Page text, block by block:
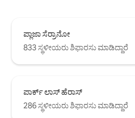
ಪ್ಲಾಜಾ ಸೆರ್ರಾನೋ
833 ಸ್ಥಳೀಯರು ಶಿಫಾರಸು ಮಾಡಿದ್ದಾರೆ
ಪಾರ್ಕ್ ಲಾಸ್ ಹೆರಾಸ್
286 ಸ್ಥಳೀಯರು ಶಿಫಾರಸು ಮಾಡಿದ್ದಾರೆ